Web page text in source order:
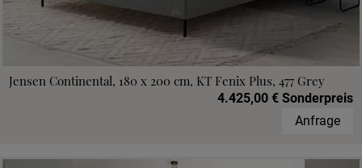
Jensen Continental, 180 x 200 cm, KT Fenix Plus, 477 Grey
4.425,00 € Sonderpreis
Anfrage